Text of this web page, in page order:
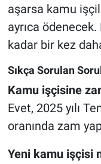
aşarsa kamu
ayrıca
kadar bir kez
Sıkça Sorulan
Kamu işçisine
Evet, 2025 yılı
oranında zam
Yeni kamu işçisi